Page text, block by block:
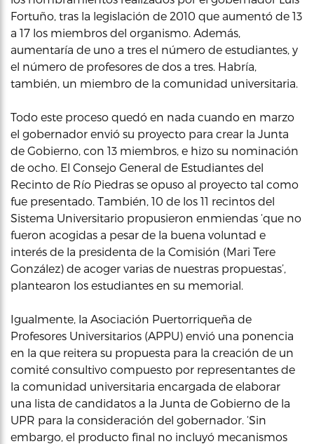
Fortuño, tras la legislación de 2010 que aumentó de 13
a 17 los miembros del organismo. Además,
aumentaría de uno a tres el número de estudiantes, y
el número de profesores de dos a tres. Habría,
también, un miembro de la comunidad universitaria.
Todo este proceso quedó en nada cuando en marzo
el gobernador envió su proyecto para crear la Junta
de Gobierno, con 13 miembros, e hizo su nominación
de ocho. El Consejo General de Estudiantes del
Recinto de Río Piedras se opuso al proyecto tal como
fue presentado. También, 10 de los 11 recintos del
Sistema Universitario propusieron enmiendas ‘que no
fueron acogidas a pesar de la buena voluntad e
interés de la presidenta de la Comisión (Mari Tere
González) de acoger varias de nuestras propuestas’,
plantearon los estudiantes en su memorial.
Igualmente, la Asociación Puertorriqueña de
Profesores Universitarios (APPU) envió una ponencia
en la que reitera su propuesta para la creación de un
comité consultivo compuesto por representantes de
la comunidad universitaria encargada de elaborar
una lista de candidatos a la Junta de Gobierno de la
UPR para la consideración del gobernador. ‘Sin
embargo, el producto final no incluyó mecanismos